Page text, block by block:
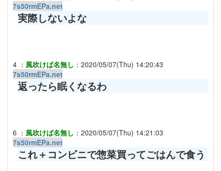
7s50rmEPa.net
実際しないよな
4 ： 風吹けば名無し ： 2020/05/07(Thu) 14:20:43
7s50rmEPa.net
返ったら眠くなるわ
6 ： 風吹けば名無し ： 2020/05/07(Thu) 14:21:03
7s50rmEPa.net
これ＋コンビニで惣菜買ってごはんで食う